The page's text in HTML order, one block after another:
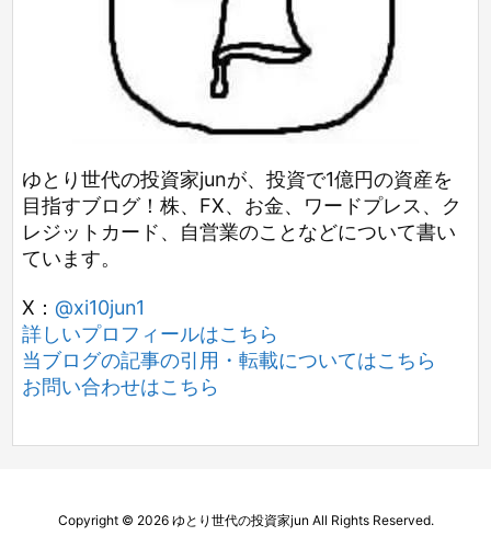
ゆとり世代の投資家junが、投資で1億円の資産を
目指すブログ！株、FX、お金、ワードプレス、ク
レジットカード、自営業のことなどについて書い
ています。
X： @xi10jun1
詳しいプロフィールはこちら
当ブログの記事の引用・転載についてはこちら
お問い合わせはこちら
Copyright © 2026 ゆとり世代の投資家jun All Rights Reserved.